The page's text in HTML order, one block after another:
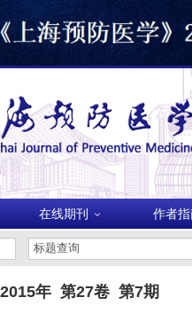
在线期刊 作者
2015年 第27卷 第7期